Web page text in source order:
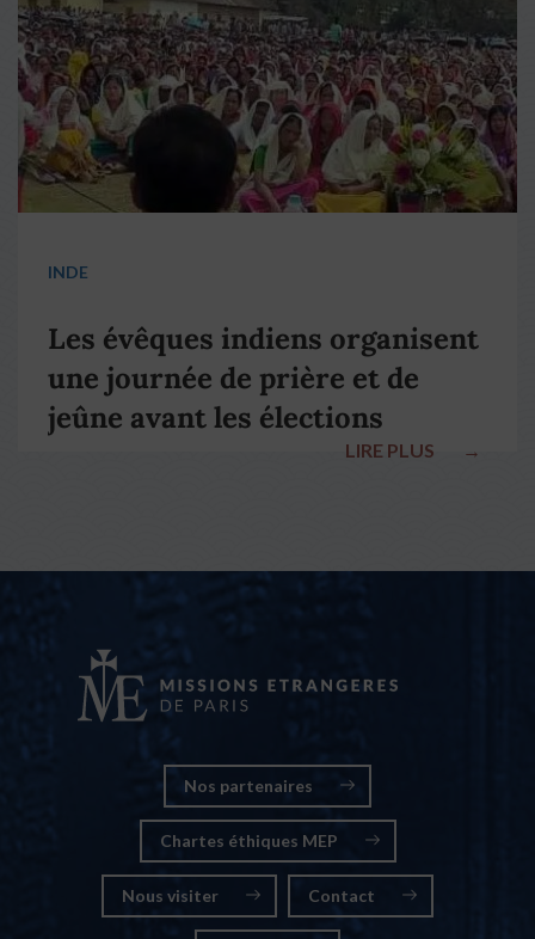
INDE
Les évêques indiens organisent
une journée de prière et de
jeûne avant les élections
LIRE PLUS →
Nos partenaires
Chartes éthiques MEP
Nous visiter Contact